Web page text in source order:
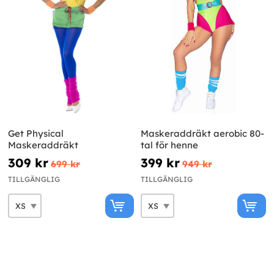
Get Physical
Maskeraddräkt
309 kr 699 kr
TILLGÄNGLIG
Maskeraddräkt aerobic 80-
tal för henne
399 kr 949 kr
TILLGÄNGLIG